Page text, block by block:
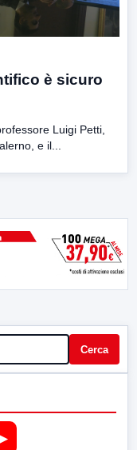
è sicuro
Luigi Petti,
e il...
Cerca